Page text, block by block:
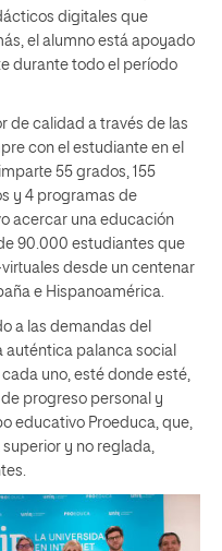
digitales que
el alumno está apoyado
durante todo el período
de calidad a través de las
con el estudiante en el
55 grados, 155
y 4 programas de
acercar una educación
90.000 estudiantes que
desde un centenar
e Hispanoamérica.
a las demandas del
auténtica palanca social
uno, esté donde esté,
progreso personal y
educativo Proeduca, que,
y no reglada,